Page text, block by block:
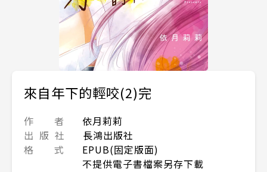
來自年下的輕咬(2)完
作 者
依月莉莉
出 版 社
長鴻出版社
格 式
EPUB(固定版面)
不提供電子書檔案另存下載